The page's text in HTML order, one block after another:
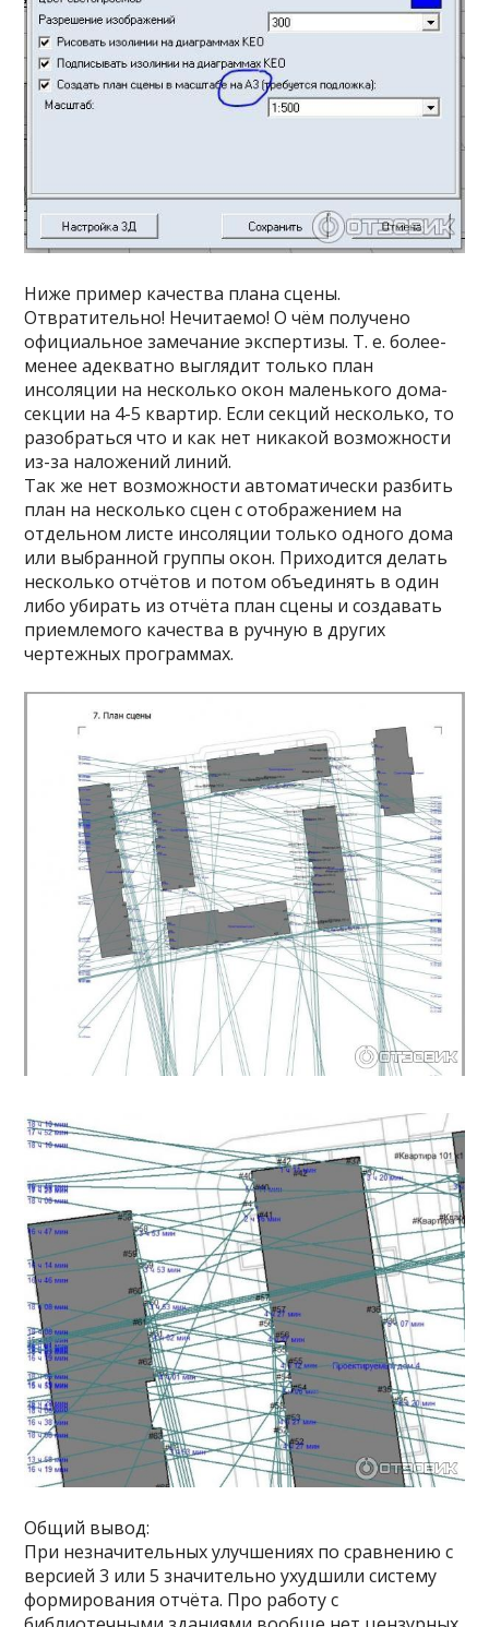
Ниже пример качества плана сцены.
Отвратительно! Нечитаемо! О чём получено
официальное замечание экспертизы. Т. е. более-
менее адекватно выглядит только план
инсоляции на несколько окон маленького дома-
секции на 4-5 квартир. Если секций несколько, то
разобраться что и как нет никакой возможности
из-за наложений линий.
Так же нет возможности автоматически разбить
план на несколько сцен с отображением на
отдельном листе инсоляции только одного дома
или выбранной группы окон. Приходится делать
несколько отчётов и потом объединять в один
либо убирать из отчёта план сцены и создавать
приемлемого качества в ручную в других
чертежных программах.
Общий вывод:
При незначительных улучшениях по сравнению с
версией 3 или 5 значительно ухудшили систему
формирования отчёта. Про работу с